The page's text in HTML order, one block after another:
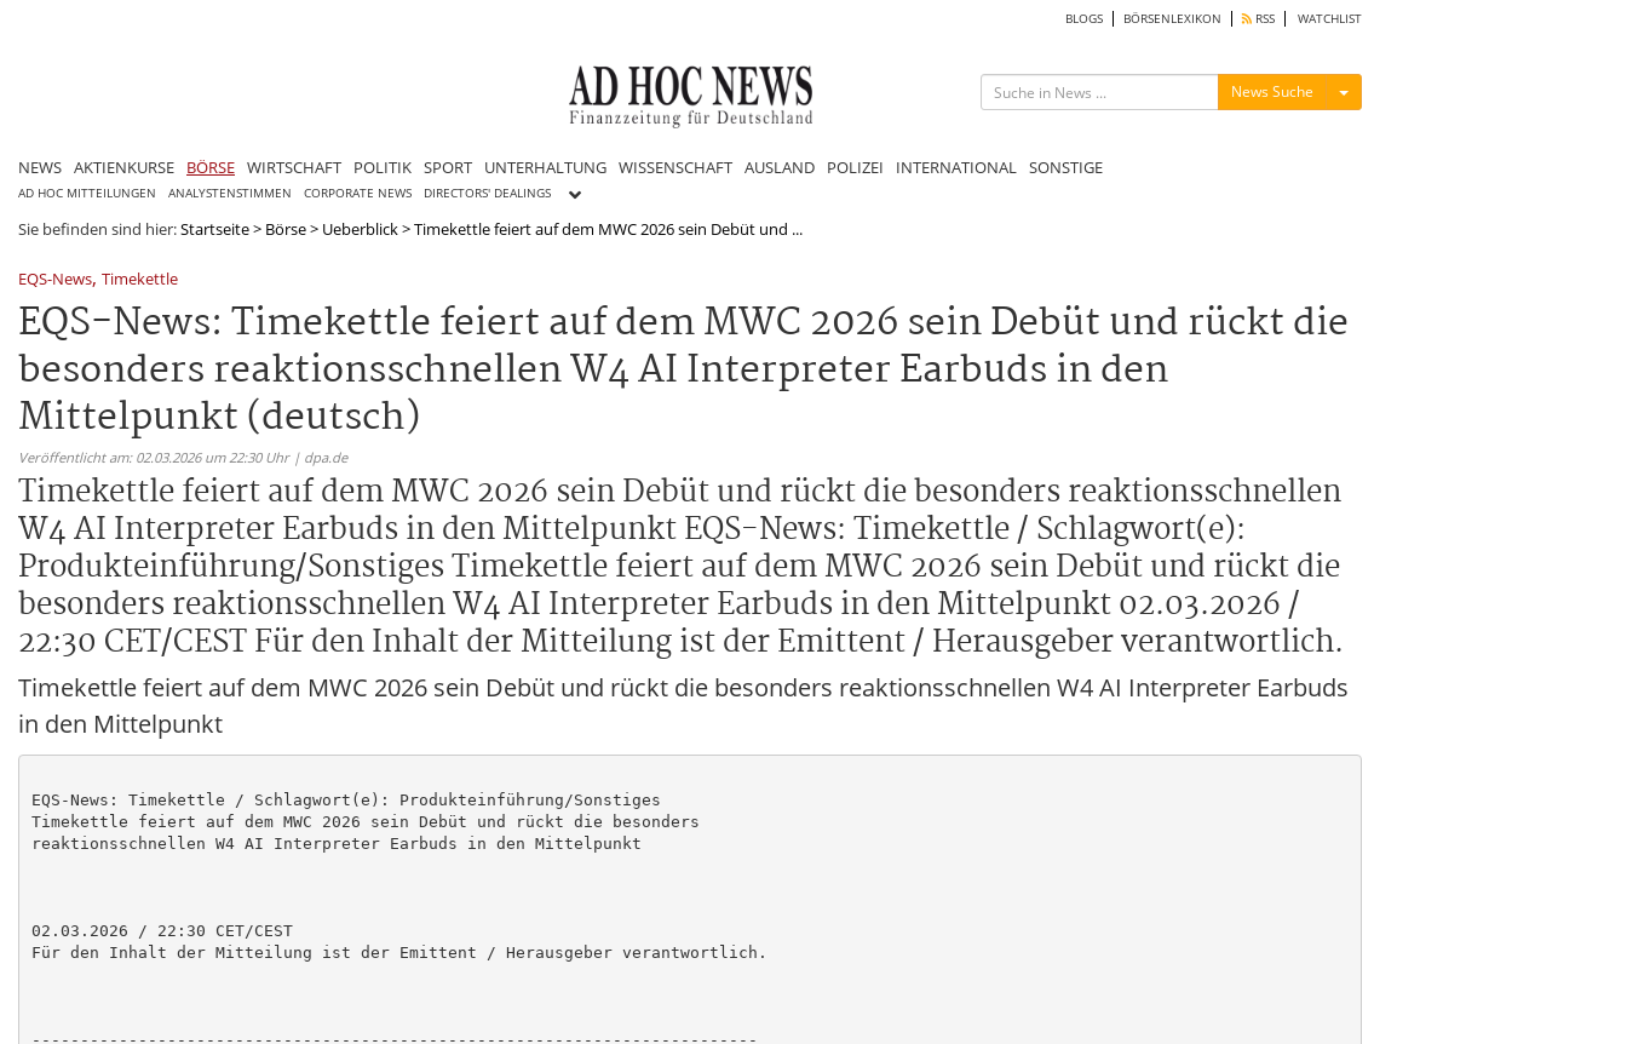
BLOGS BÖRSENLEXIKON RSS WATCHLIST
News Suche Menü ein-/ausblenden
NEWS AKTIENKURSE BÖRSE WIRTSCHAFT POLITIK SPORT UNTERHALTUNG WISSENSCHAFT AUSLAND POLIZEI INTERNATIONAL SONSTIGE
AD HOC MITTEILUNGEN ANALYSTENSTIMMEN CORPORATE NEWS DIRECTORS' DEALINGS
Sie befinden sind hier:Startseite> Börse> Ueberblick>Timekettle feiert auf dem MWC 2026 sein Debüt und ...
EQS-News, Timekettle
EQS-News: Timekettle feiert auf dem MWC 2026 sein Debüt und rückt die
besonders reaktionsschnellen W4 AI Interpreter Earbuds in den
Mittelpunkt (deutsch)
Veröffentlicht am: 02.03.2026 um 22:30 Uhr | dpa.de
Timekettle feiert auf dem MWC 2026 sein Debüt und rückt die besonders reaktionsschnellen
W4 AI Interpreter Earbuds in den Mittelpunkt EQS-News: Timekettle / Schlagwort(e):
Produkteinführung/Sonstiges Timekettle feiert auf dem MWC 2026 sein Debüt und rückt die
besonders reaktionsschnellen W4 AI Interpreter Earbuds in den Mittelpunkt 02.03.2026 /
22:30 CET/CEST Für den Inhalt der Mitteilung ist der Emittent / Herausgeber verantwortlich.
Timekettle feiert auf dem MWC 2026 sein Debüt und rückt die besonders reaktionsschnellen W4 AI Interpreter Earbuds
in den Mittelpunkt
EQS-News: Timekettle / Schlagwort(e): Produkteinführung/Sonstiges
Timekettle feiert auf dem MWC 2026 sein Debüt und rückt die besonders
reaktionsschnellen W4 AI Interpreter Earbuds in den Mittelpunkt
02.03.2026 / 22:30 CET/CEST
Für den Inhalt der Mitteilung ist der Emittent / Herausgeber verantwortlich.
---------------------------------------------------------------------------